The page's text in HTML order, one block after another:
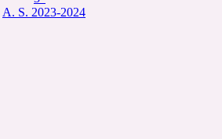
A. S. 2023-2024